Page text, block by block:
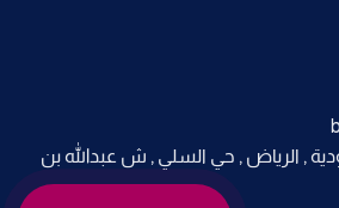
, الرياض , حي السلي , ش عبدالله بن